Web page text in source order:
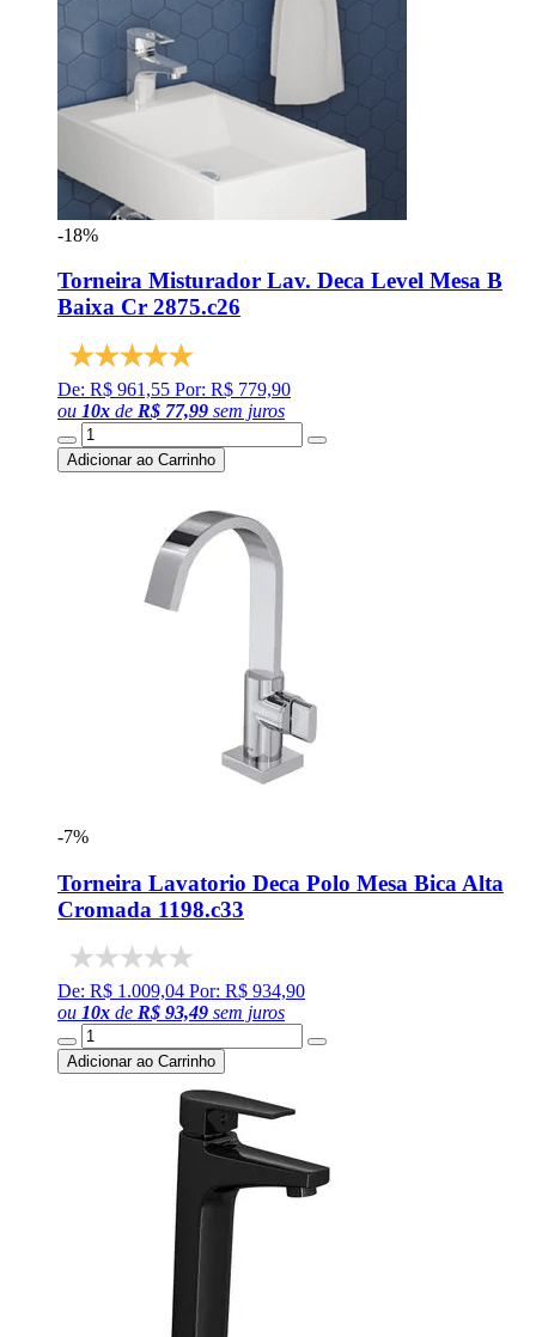
-18%
Torneira Misturador Lav. Deca Level Mesa B
Baixa Cr 2875.c26
De: R$ 961,55 Por: R$ 779,90
ou 10x de R$ 77,99 sem juros
Adicionar ao Carrinho
-7%
Torneira Lavatorio Deca Polo Mesa Bica Alta
Cromada 1198.c33
De: R$ 1.009,04 Por: R$ 934,90
ou 10x de R$ 93,49 sem juros
Adicionar ao Carrinho